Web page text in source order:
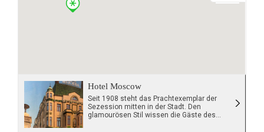
Hotel Moscow
Seit 1908 steht das Prachtexemplar der
Sezession mitten in der Stadt. Den
glamourösen Stil wissen die Gäste des